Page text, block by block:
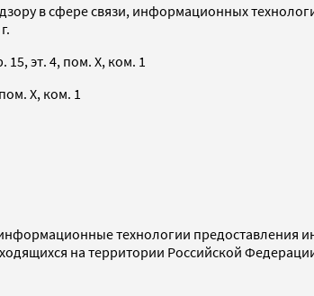
в сфере связи, информационных
эт. 4, пом. X, ком. 1
X, ком. 1
технологии предоставления
на территории Российской